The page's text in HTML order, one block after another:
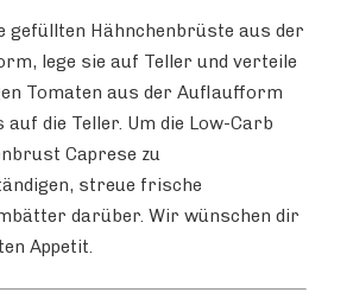
gefüllten Hähnchenbrüste aus der
lege sie auf Teller und verteile
Tomaten aus der Auflaufform
auf die Teller. Um die Low-Carb
Caprese zu
streue frische
darüber. Wir wünschen dir
Appetit.